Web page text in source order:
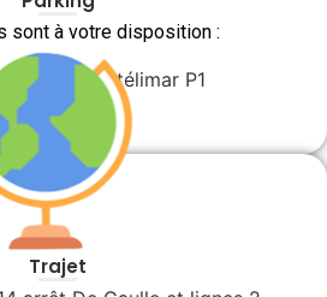
sont à votre disposition :
de Montélimar P1
Trajet